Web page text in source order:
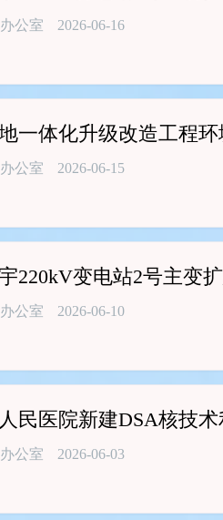
公室 2026-06-16
一体化升级改造工程
公室 2026-06-15
220kV变电站2号主变
公室 2026-06-10
民医院新建DSA核技
公室 2026-06-03